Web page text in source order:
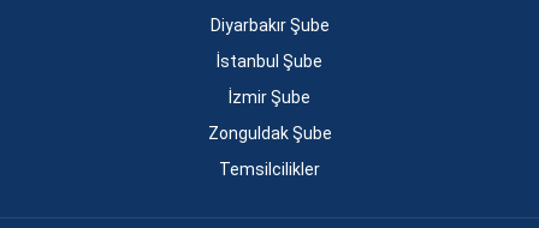
Diyarbakır Şube
İstanbul Şube
İzmir Şube
Zonguldak Şube
Temsilcilikler